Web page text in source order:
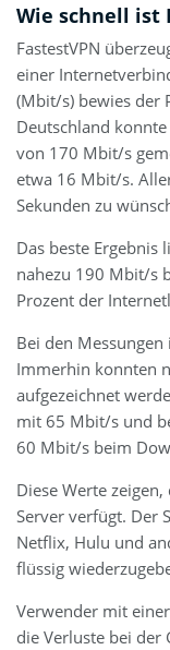
Wie schnell ist
FastestVPN
einer
(Mbit/s) bewies der
Deutschland
von 170 Mbit/s
etwa 16 Mbit/s.
Sekunden zu
Das beste Ergebnis
nahezu 190 Mbit/s
Prozent der
Bei den Messungen
Immerhin konnten
aufgezeichnet
mit 65 Mbit/s und
60 Mbit/s beim
Diese Werte
Server verfügt. Der
Netflix, Hulu und
flüssig
Verwender mit
die Verluste bei der